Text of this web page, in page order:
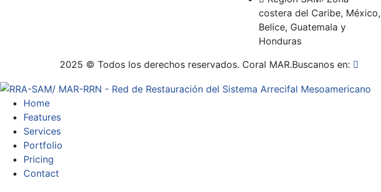
costera del Caribe, México,
Belice, Guatemala y
Honduras
2025 © Todos los derechos reservados. Coral MAR.Buscanos en:
Home
Features
Services
Portfolio
Pricing
Contact